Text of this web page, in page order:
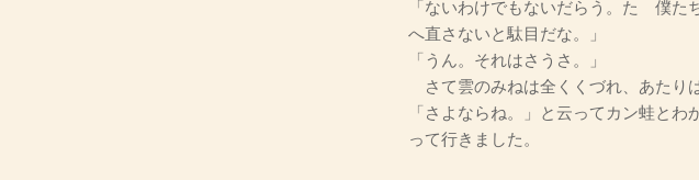
「ないわけでもないだらう。たゞ僕
へ直さないと駄目だな。」
「うん。それはさうさ。」
さて雲のみねは全くくづれ、あたり
「さよならね。」と云ってカン蛙と
って行きました。